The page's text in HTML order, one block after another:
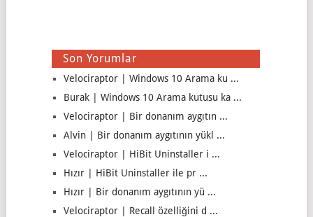
Son Yorumlar
Velociraptor | Windows 10 Arama ku ...
Burak | Windows 10 Arama kutusu ka ...
Velociraptor | Bir donanım aygıtın ...
Alvin | Bir donanım aygıtının yükl ...
Velociraptor | HiBit Uninstaller i ...
Hızır | HiBit Uninstaller ile pr ...
Hızır | Bir donanım aygıtının yü ...
Velociraptor | Recall özelliğini d ...